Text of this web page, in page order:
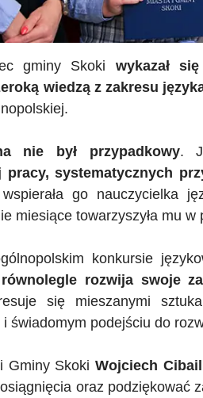
gminy Skoki wykazał
wiedzą z zakresu
nie był przypadkowy.
pracy, systematycznych
go nauczycielka
miesiące towarzyszyła mu
konkursie
rozwija swoje
się mieszanymi
świadomym podejściu do
Gminy Skoki Wojciech Cibail
oraz podziękować